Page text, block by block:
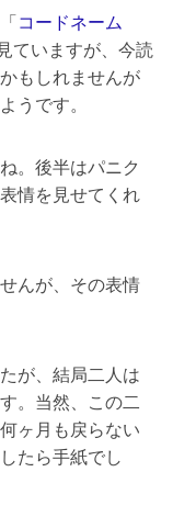
コードネーム
ていますが、今読
もしれませんが
うです。
。後半はパニク
情を見せてくれ
んが、その表情
が、結局二人は
。当然、この二
ヶ月も戻らない
たら手紙でし